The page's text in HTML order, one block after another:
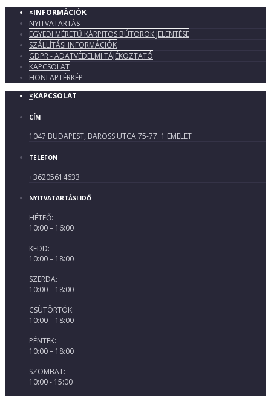
×INFORMÁCIÓK
NYITVATARTÁS
EGYEDI MÉRETŰ KÁRPITOS BÚTOROK JELENTÉSE
SZÁLLÍTÁSI INFORMÁCIÓK
GDPR - ADATVÉDELMI TÁJÉKOZTATÓ
KAPCSOLAT
HONLAPTÉRKÉP
×KAPCSOLAT
CÍM
1047 BUDAPEST, BAROSS UTCA 75-77. 1 EMELET
TELEFON
+36205614633
NYITVATARTÁSI IDŐ
HÉTFŐ:
10:00 – 16:00
KEDD:
10:00 – 18:00
SZERDA:
10:00 – 18:00
CSÜTÖRTÖK:
10:00 – 18:00
PÉNTEK:
10:00 – 18:00
SZOMBAT:
10:00 - 15:00